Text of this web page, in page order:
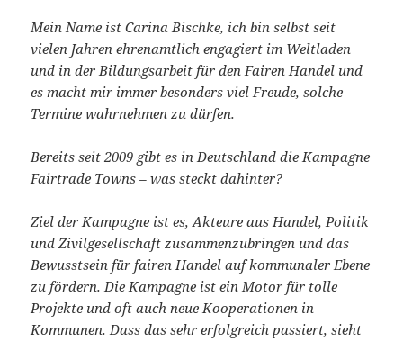
Mein Name ist Carina Bischke, ich bin selbst seit
vielen Jahren ehrenamtlich engagiert im Weltladen
und in der Bildungsarbeit für den Fairen Handel und
es macht mir immer besonders viel Freude, solche
Termine wahrnehmen zu dürfen.
Bereits seit 2009 gibt es in Deutschland die Kampagne
Fairtrade Towns – was steckt dahinter?
Ziel der Kampagne ist es, Akteure aus Handel, Politik
und Zivilgesellschaft zusammenzubringen und das
Bewusstsein für fairen Handel auf kommunaler Ebene
zu fördern. Die Kampagne ist ein Motor für tolle
Projekte und oft auch neue Kooperationen in
Kommunen. Dass das sehr erfolgreich passiert, sieht